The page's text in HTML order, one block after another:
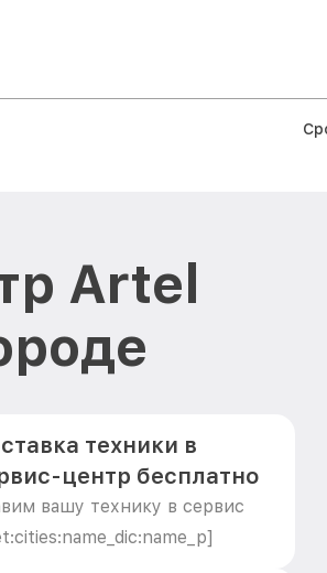
Artel
техники в
центр бесплатно
вашу технику в сервис